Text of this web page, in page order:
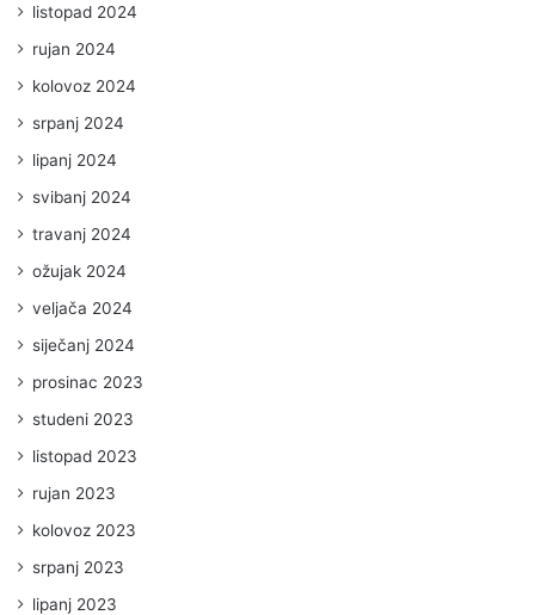
listopad 2024
rujan 2024
kolovoz 2024
srpanj 2024
lipanj 2024
svibanj 2024
travanj 2024
ožujak 2024
veljača 2024
siječanj 2024
prosinac 2023
studeni 2023
listopad 2023
rujan 2023
kolovoz 2023
srpanj 2023
lipanj 2023